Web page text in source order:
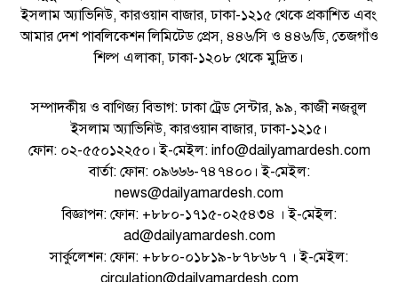
ইসলাম অ্যাভিনিউ, কারওয়ান বাজার, ঢাকা-১২১৫ থেকে প্রকাশিত এবং
আমার দেশ পাবলিকেশন লিমিটেড প্রেস, ৪৪৬/সি ও ৪৪৬/ডি, তেজগাঁও
শিল্প এলাকা, ঢাকা-১২০৮ থেকে মুদ্রিত।
সম্পাদকীয় ও বাণিজ্য বিভাগ: ঢাকা ট্রেড সেন্টার, ৯৯, কাজী নজরুল
ইসলাম অ্যাভিনিউ, কারওয়ান বাজার, ঢাকা-১২১৫।
ফোন: ০২-৫৫০১২২৫০। ই-মেইল: info@dailyamardesh.com
বার্তা: ফোন: ০৯৬৬৬-৭৪৭৪০০। ই-মেইল:
news@dailyamardesh.com
বিজ্ঞাপন: ফোন: +৮৮০-১৭১৫-০২৫৪৩৪ । ই-মেইল:
ad@dailyamardesh.com
সার্কুলেশন: ফোন: +৮৮০-০১৮১৯-৮৭৮৬৮৭ । ই-মেইল:
circulation@dailyamardesh.com